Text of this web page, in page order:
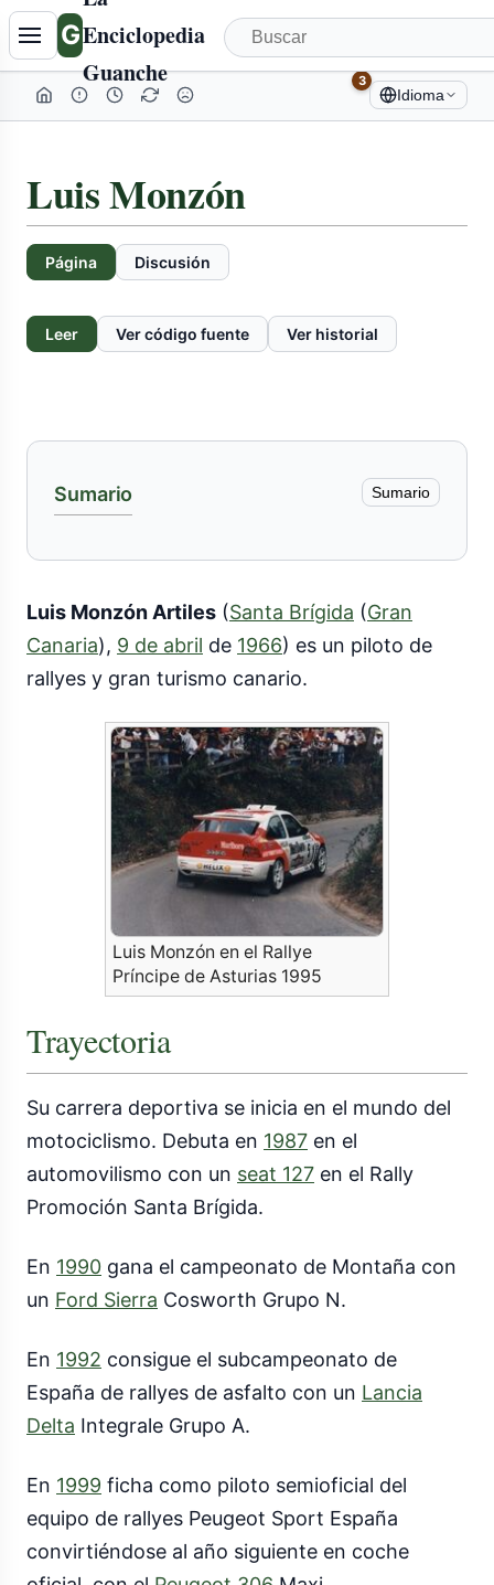
GEnciclopedia
Guanche
3
Idioma
Luis Monzón
Página Discusión
Leer Ver código fuente Ver historial
Sumario Sumario
Luis Monzón Artiles (Santa Brígida (Gran
Canaria), 9 de abril de 1966) es un piloto de
rallyes y gran turismo canario.
Luis Monzón en el Rallye
Príncipe de Asturias 1995
Trayectoria
Su carrera deportiva se inicia en el mundo del
motociclismo. Debuta en 1987 en el
automovilismo con un seat 127 en el Rally
Promoción Santa Brígida.
En 1990 gana el campeonato de Montaña con
un Ford Sierra Cosworth Grupo N.
En 1992 consigue el subcampeonato de
España de rallyes de asfalto con un Lancia
Delta Integrale Grupo A.
En 1999 ficha como piloto semioficial del
equipo de rallyes Peugeot Sport España
convirtiéndose al año siguiente en coche
Tabla
de
contenidos
colapsada